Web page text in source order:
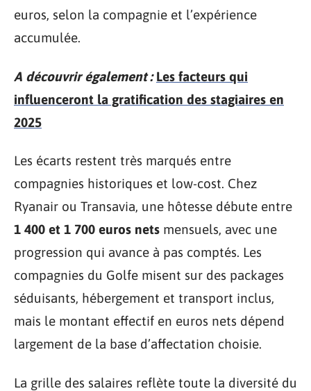
euros, selon la compagnie et l’expérience
accumulée.
A découvrir également : Les facteurs qui
influenceront la gratification des stagiaires en
2025
Les écarts restent très marqués entre
compagnies historiques et low-cost. Chez
Ryanair ou Transavia, une hôtesse débute entre
1 400 et 1 700 euros nets mensuels, avec une
progression qui avance à pas comptés. Les
compagnies du Golfe misent sur des packages
séduisants, hébergement et transport inclus,
mais le montant effectif en euros nets dépend
largement de la base d’affectation choisie.
La grille des salaires reflète toute la diversité du